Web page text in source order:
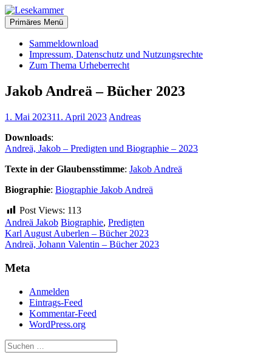
Zum
Inhalt
springen
Lesekammer
christliche Bücher zum kostenlosen Download
Primäres Menü
Sammeldownload
Impressum, Datenschutz und Nutzungsrechte
Zum Thema Urheberrecht
Jakob Andreä – Bücher 2023
1. Mai 202311. April 2023 Andreas
Downloads:
Andreä, Jakob – Predigten und Biographie – 2023
Texte in der Glaubensstimme: Jakob Andreä
Biographie: Biographie Jakob Andreä
Post Views: 113
Andreä Jakob Biographie, Predigten
Beitragsnavigation
Karl August Auberlen – Bücher 2023
Andreä, Johann Valentin – Bücher 2023
Meta
Anmelden
Eintrags-Feed
Kommentar-Feed
WordPress.org